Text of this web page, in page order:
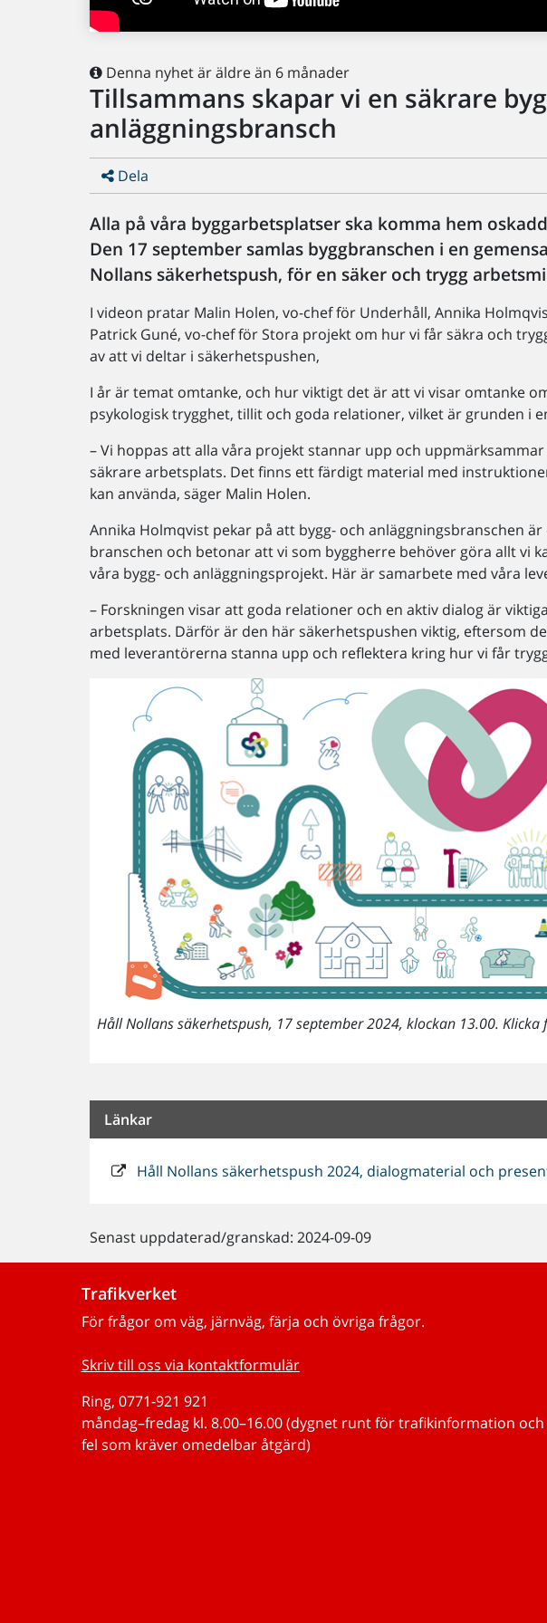
Denna nyhet är äldre än 6 månader
Tillsammans skapar vi en säkrare
anläggningsbransch
Dela
Alla på våra byggarbetsplatser ska komma hem
Den 17 september samlas byggbranschen i en
Nollans säkerhetspush, för en säker och trygg
I videon pratar Malin Holen, vo-chef för Underhåll, Annika
Patrick Guné, vo-chef för Stora projekt om hur vi får säkra och
av att vi deltar i säkerhetspushen,
I år är temat omtanke, och hur viktigt det är att vi visar omtanke
psykologisk trygghet, tillit och goda relationer, vilket är grunden i
– Vi hoppas att alla våra projekt stannar upp och
säkrare arbetsplats. Det finns ett färdigt material med
kan använda, säger Malin Holen.
Annika Holmqvist pekar på att bygg- och anläggningsbranschen
branschen och betonar att vi som byggherre behöver göra allt vi
våra bygg- och anläggningsprojekt. Här är samarbete med våra
– Forskningen visar att goda relationer och en aktiv dialog är
arbetsplats. Därför är den här säkerhetspushen viktig, eftersom
med leverantörerna stanna upp och reflektera kring hur vi får
Håll Nollans säkerhetspush, 17 september 2024, klockan 13.00. Klicka
Länkar
Håll Nollans säkerhetspush 2024, dialogmaterial och
Senast uppdaterad/granskad: 2024-09-09
Trafikverket
För frågor om väg, järnväg, färja och övriga frågor.
Skriv till oss via kontaktformulär
Ring, 0771-921 921
måndag–fredag kl. 8.00–16.00 (dygnet runt för trafikinformation
fel som kräver omedelbar åtgärd)